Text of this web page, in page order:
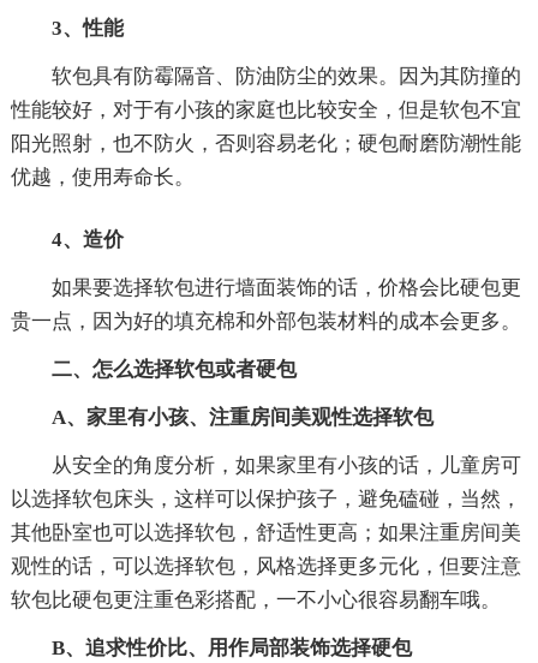
3、性能
软包具有防霉隔音、防油防尘的效果。因为其防撞的
性能较好，对于有小孩的家庭也比较安全，但是软包不宜
阳光照射，也不防火，否则容易老化；硬包耐磨防潮性能
优越，使用寿命长。
4、造价
如果要选择软包进行墙面装饰的话，价格会比硬包更
贵一点，因为好的填充棉和外部包装材料的成本会更多。
二、怎么选择软包或者硬包
A、家里有小孩、注重房间美观性选择软包
从安全的角度分析，如果家里有小孩的话，儿童房可
以选择软包床头，这样可以保护孩子，避免磕碰，当然，
其他卧室也可以选择软包，舒适性更高；如果注重房间美
观性的话，可以选择软包，风格选择更多元化，但要注意
软包比硬包更注重色彩搭配，一不小心很容易翻车哦。
B、追求性价比、用作局部装饰选择硬包